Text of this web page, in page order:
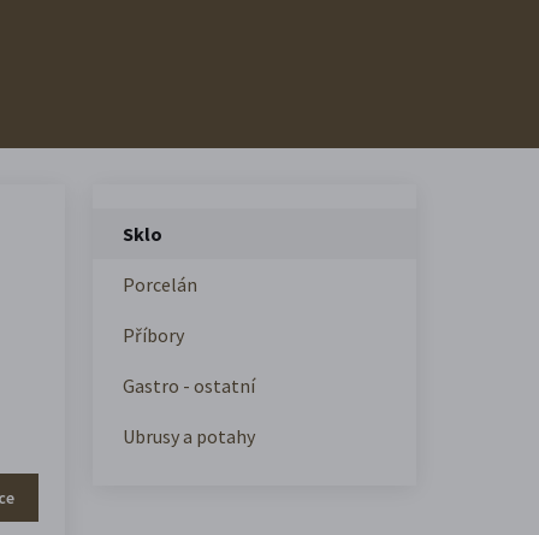
Sklo
Porcelán
Příbory
Gastro - ostatní
Ubrusy a potahy